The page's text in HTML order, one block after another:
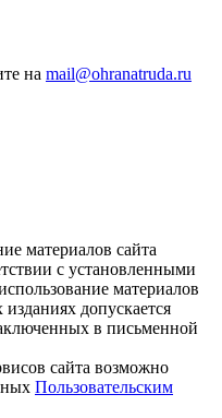
на mail@ohranatruda.ru
материалов сайта
с установленными
материалов
допускается
в письменной
сайта возможно
Пользовательским